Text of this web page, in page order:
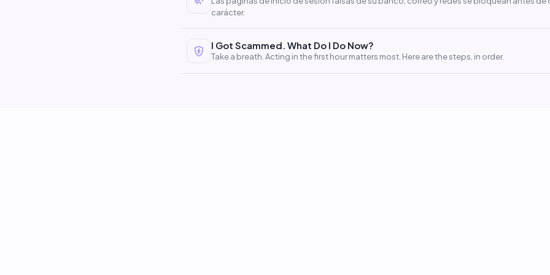
carácter.
I Got Scammed. What Do I Do Now?
Take a breath. Acting in the first hour matters most. Here are the steps, in order.